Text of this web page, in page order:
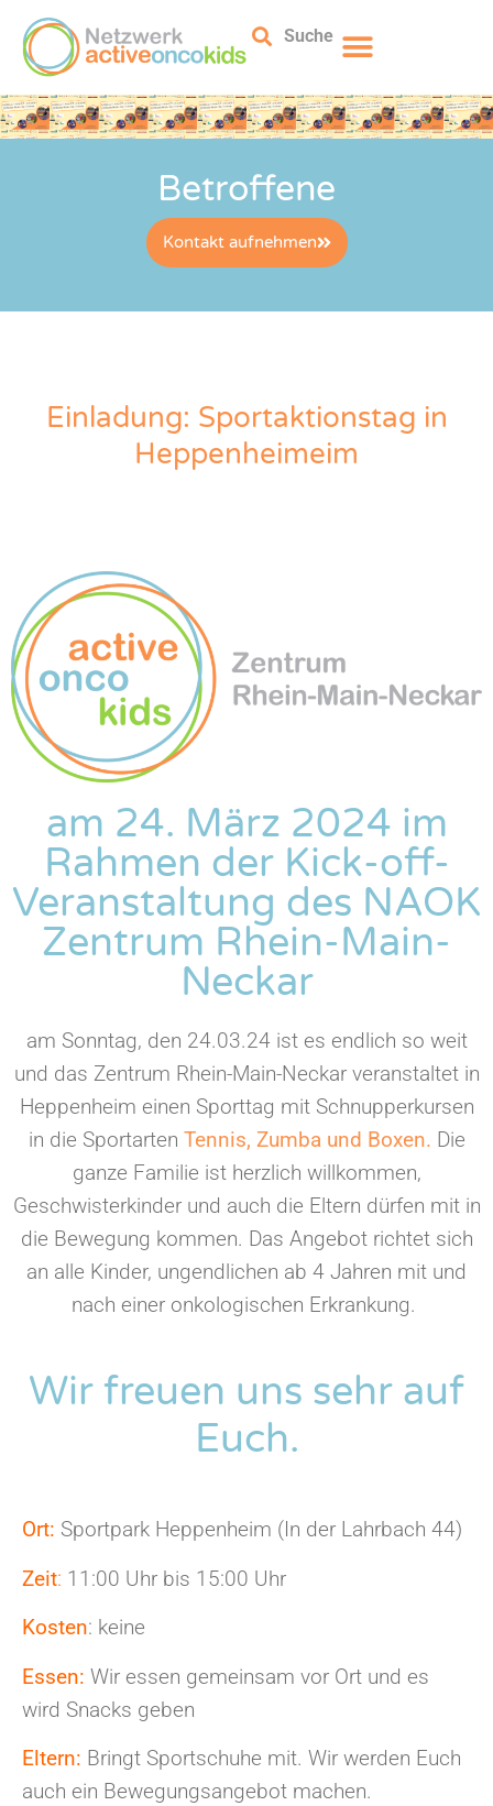
Suche
Betroffene
Kontakt aufnehmen
Einladung: Sportaktionstag in
Heppenheimeim
am 24. März 2024 im
Rahmen der Kick-off-
Veranstaltung des NAOK
Zentrum Rhein-Main-
Neckar
am Sonntag, den 24.03.24 ist es endlich so weit
und das Zentrum Rhein-Main-Neckar veranstaltet in
Heppenheim einen Sporttag mit Schnupperkursen
in die Sportarten Tennis, Zumba und Boxen. Die
ganze Familie ist herzlich willkommen,
Geschwisterkinder und auch die Eltern dürfen mit in
die Bewegung kommen. Das Angebot richtet sich
an alle Kinder, ungendlichen ab 4 Jahren mit und
nach einer onkologischen Erkrankung.
Wir freuen uns sehr auf
Euch.
Ort: Sportpark Heppenheim (In der Lahrbach 44)
Zeit: 11:00 Uhr bis 15:00 Uhr
Kosten: keine
Essen: Wir essen gemeinsam vor Ort und es
wird Snacks geben
Eltern: Bringt Sportschuhe mit. Wir werden Euch
auch ein Bewegungsangebot machen.